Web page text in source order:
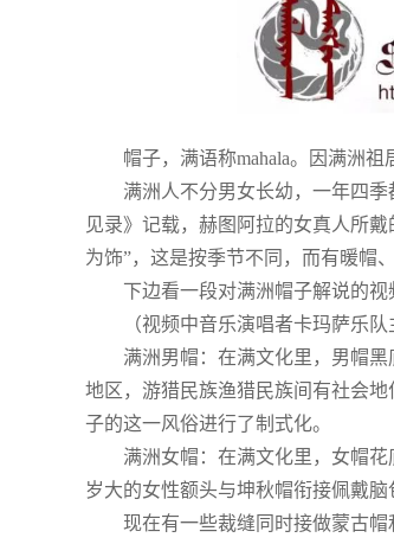
帽子，满语称mahala。因满洲
满洲人不分男女长幼，一年四
见录》记载，赫图阿拉的女真人所
为饰”，这是按季节不同，而有暖帽
下边看一段对满洲帽子解说的视
（视频中音乐演唱者卡玛萨乐队
满洲男帽：在满文化里，男帽
地区，游猎民族渔猎民族间有社会
子的这一风俗进行了制式化。
满洲女帽：在满文化里，女帽
岁大的女性额头与坤秋帽衔接佩戴脑
现在有一些裁缝同时接做蒙古